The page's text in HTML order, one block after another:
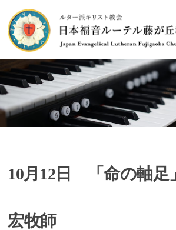
content
10月12日 「命の軸
宏牧師